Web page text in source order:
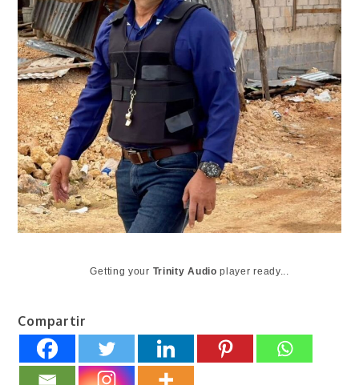
Getting your Trinity Audio player ready...
Compartir